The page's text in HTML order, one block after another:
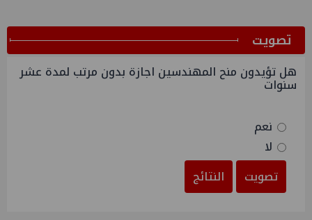
ﺗﺼﻮﻳﺖ
هل تؤيدون منح المهندسين اجازة بدون مرتب لمدة عشر
سنوات
نعم
لا
تصويت
النتائج